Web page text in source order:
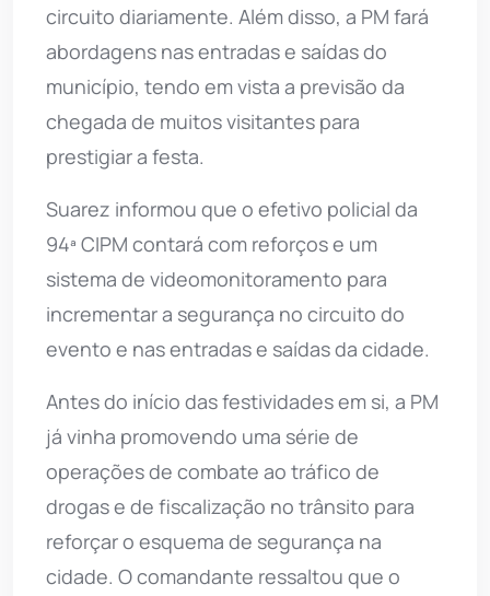
circuito diariamente. Além disso, a PM fará
abordagens nas entradas e saídas do
município, tendo em vista a previsão da
chegada de muitos visitantes para
prestigiar a festa.
Suarez informou que o efetivo policial da
94ª CIPM contará com reforços e um
sistema de videomonitoramento para
incrementar a segurança no circuito do
evento e nas entradas e saídas da cidade.
Antes do início das festividades em si, a PM
já vinha promovendo uma série de
operações de combate ao tráfico de
drogas e de fiscalização no trânsito para
reforçar o esquema de segurança na
cidade. O comandante ressaltou que o